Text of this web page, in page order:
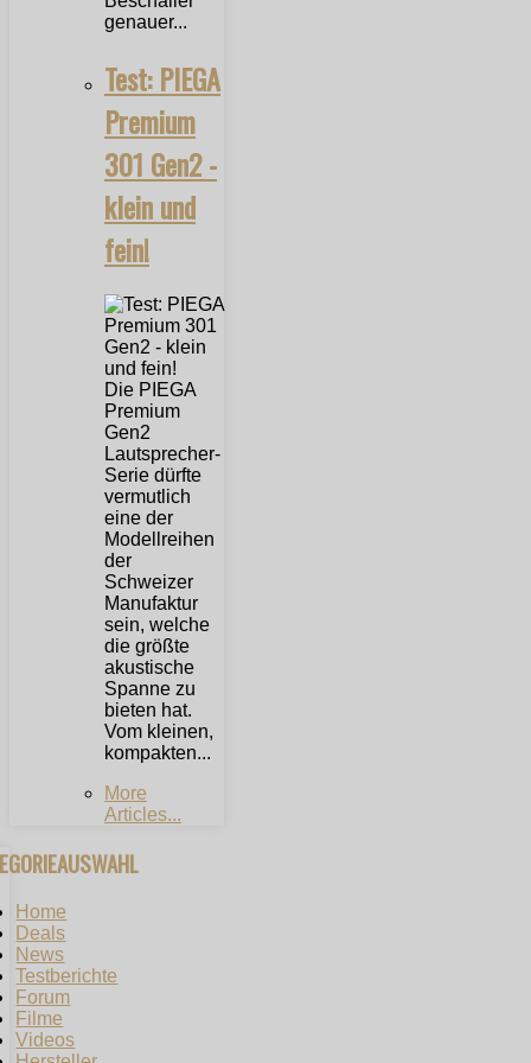
genauer...
Test: PIEGA
Premium
301 Gen2 -
klein und
fein!
Die PIEGA
Premium
Gen2
Lautsprecher-
Serie dürfte
vermutlich
eine der
Modellreihen
der
Schweizer
Manufaktur
sein, welche
die größte
akustische
Spanne zu
bieten hat.
Vom kleinen,
kompakten...
More
Articles...
Home
Deals
News
Testberichte
Forum
Filme
Videos